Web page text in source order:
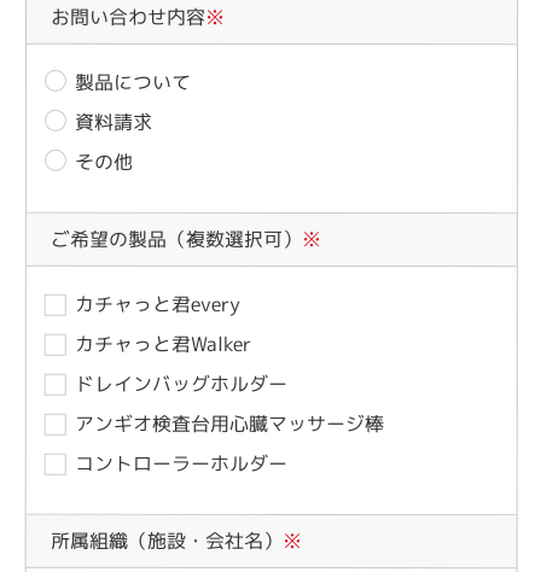
お問い合わせ内容※
製品について
資料請求
その他
ご希望の製品（複数選択可） ※
カチャっと君every
カチャっと君Walker
ドレインバッグホルダー
アンギオ検査台用心臓マッサージ棒
コントローラーホルダー
所属組織（施設・会社名） ※